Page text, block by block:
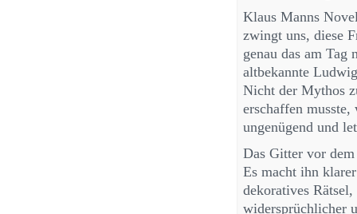
Klaus Manns
zwingt uns, diese
genau das am Tag
altbekannte
Nicht der Mythos
erschaffen
ungenügend und
Das Gitter vor
Es macht ihn
dekoratives
widersprüchlicher